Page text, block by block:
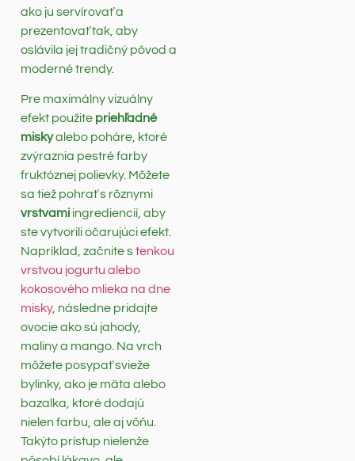
ako ju servírovať a
prezentovať tak, aby
oslávila jej tradičný pôvod a
moderné trendy.
Pre maximálny vizuálny
efekt použite priehľadné
miskyalebo poháre, ktoré
zvýraznia pestré farby
fruktóznej polievky. Môžete
sa tiež pohrať s rôznymi
vrstvami ingrediencií, aby
ste vytvorili očarujúci efekt.
Napríklad, začnite stenkou
vrstvou jogurtu alebo
kokosového mlieka na dne
misky, následne pridajte
ovocie ako sú jahody,
maliny a mango. Na vrch
môžete posypať svieže
bylinky, ako je mäta alebo
bazalka, ktoré dodajú
nielen farbu, ale aj vôňu.
Takýto prístup nielenže